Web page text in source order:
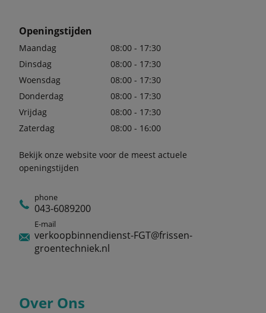
Openingstijden
Maandag
08:00 - 17:30
Dinsdag
08:00 - 17:30
Woensdag
08:00 - 17:30
Donderdag
08:00 - 17:30
Vrijdag
08:00 - 17:30
Zaterdag
08:00 - 16:00
Bekijk onze website voor de meest actuele
openingstijden
phone
043-6089200
E-mail
verkoopbinnendienst-FGT@frissen-
groentechniek.nl
Over Ons